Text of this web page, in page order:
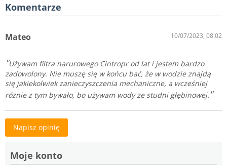
Moje konto
Komentarze
Mateo 10/07/2023, 08:02
Używam filtra narurowego Cintropr od lat i jestem bardzo
zadowolony. Nie muszę się w końcu bać, że w wodzie znajdą
się jakiekolwiek zanieczyszczenia mechaniczne, a wcześniej
różnie z tym bywało, bo używam wody ze studni głębinowej.
Napisz opinię